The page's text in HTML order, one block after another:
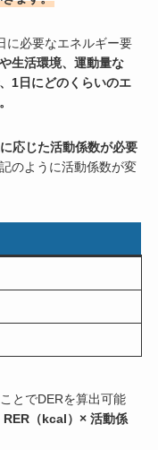
に必要なエネルギー要
生活環境、運動量な
1日にどのくらいのエ
応じた活動係数が必要
のように活動係数が変
とでDERを算出可能
（kcal）× 活動係